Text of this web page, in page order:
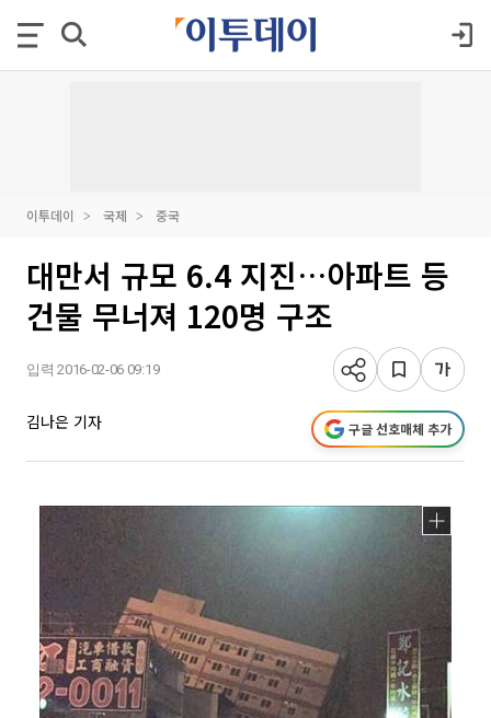
이투데이 국제 중국
대만서 규모 6.4 지진…아파트 등
건물 무너져 120명 구조
입력 2016-02-06 09:19
김나은 기자 구글 선호매체 추가